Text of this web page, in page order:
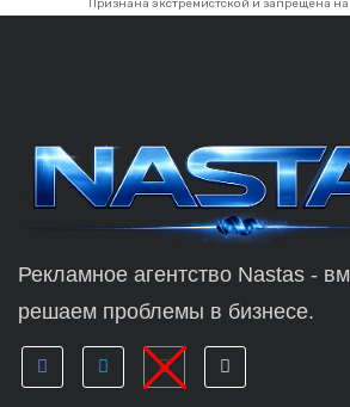
Признана экстремистской и запрещена
Рекламное агентство Nastas -
решаем проблемы в бизнесе.